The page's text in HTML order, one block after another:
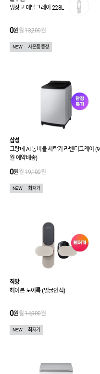
냉장고 메탈그레이 228L
0원월13,200원
NEW 사은품 증정
삼성
그랑데 AI 통버블 세탁기 라벤더그레이 (9
월 예약배송)
0원월19,100원
NEW 최저가
직방
헤이븐 도어록 (얼굴인식)
0원월14,900원
NEW 최저가